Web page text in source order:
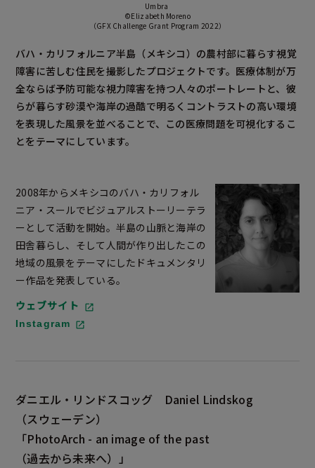
Umbra
©Elizabeth Moreno
（GFX Challenge Grant Program 2022）
バハ・カリフォルニア半島（メキシコ）の農村部に暮らす視覚
障害に苦しむ住民を撮影したプロジェクトです。医療体制が万
全ならば予防可能な視力障害を持つ人々のポートレートと、彼
らが暮らす砂漠や海岸の過酷で明るくコントラストの高い環境
を表現した風景を並べることで、この医療問題を可視化するこ
とをテーマにしています。
2008年からメキシコのバハ・カリフォル
ニア・スールでビジュアルストーリーテラ
ーとして活動を開始。半島の山脈と海岸の
田舎暮らし、そして人間が作り出したこの
地域の風景をテーマにしたドキュメンタリ
ー作品を発表している。
ウェブサイト
Instagram
ダニエル・リンドスコッグ Daniel Lindskog
（スウェーデン）
「PhotoArch - an image of the past
（過去から未来へ）」